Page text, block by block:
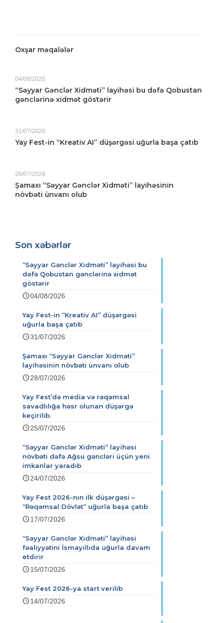
Oxşar məqalələr
04/08/2026
“Səyyar Gənclər Xidməti” layihəsi bu dəfə Qobustan
gənclərinə xidmət göstərir
31/07/2026
Yay Fest-in “Kreativ AI” düşərgəsi uğurla başa çatıb
28/07/2026
Şamaxı “Səyyar Gənclər Xidməti” layihəsinin
növbəti ünvanı olub
Son xəbərlər
“Səyyar Gənclər Xidməti” layihəsi bu
dəfə Qobustan gənclərinə xidmət
göstərir
04/08/2026
Yay Fest-in “Kreativ AI” düşərgəsi
uğurla başa çatıb
31/07/2026
Şamaxı “Səyyar Gənclər Xidməti”
layihəsinin növbəti ünvanı olub
28/07/2026
Yay Fest’də media və rəqəmsal
savadlılığa həsr olunan düşərgə
keçirilib.
25/07/2026
“Səyyar Gənclər Xidməti” layihəsi
növbəti dəfə Ağsu gəncləri üçün yeni
imkanlar yaradıb
24/07/2026
Yay Fest 2026-nın ilk düşərgəsi –
“Rəqəmsal Dövlət” uğurla başa çatıb
17/07/2026
“Səyyar Gənclər Xidməti” layihəsi
fəaliyyətini İsmayıllıda uğurla davam
etdirir
15/07/2026
Yay Fest 2026-ya start verilib
14/07/2026